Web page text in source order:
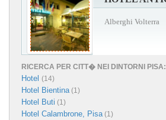
Alberghi Volterra
RICERCA PER CITT� NEI DINTORNI PISA:
Hotel (14)
Hotel Bientina(1)
Hotel Buti (1)
Hotel Calambrone, Pisa(1)